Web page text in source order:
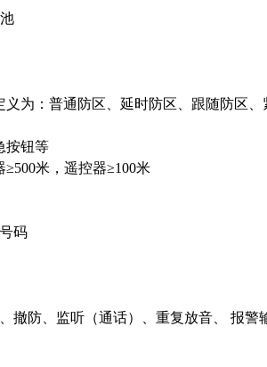
为：普通防区、延时防区、跟随防区
按钮等
米，遥控器≥100米
码
撤防、监听（通话）、重复放音、 报警